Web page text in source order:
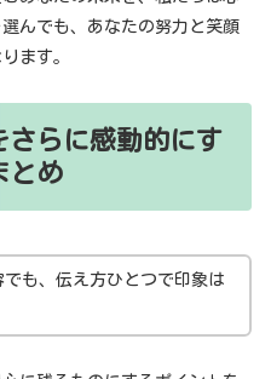
んでも、あなたの努力と笑顔
ます。
さらに感動的にす
とめ
も、伝え方ひとつで印象は